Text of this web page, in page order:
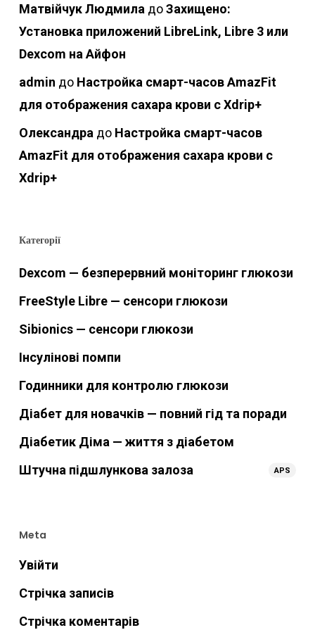
Матвійчук Людмила доЗахищено:
Установка приложений LibreLink, Libre 3 или
Dexcom на Айфон
admin до Настройка смарт-часов AmazFit
для отображения сахара крови с Xdrip+
Олександра до Настройка смарт-часов
AmazFit для отображения сахара крови с
Xdrip+
Категорії
Dexcom — безперервний моніторинг глюкози
FreeStyle Libre — сенсори глюкози
Sibionics — сенсори глюкози
Інсулінові помпи
Годинники для контролю глюкози
Діабет для новачків — повний гід та поради
Діабетик Діма — життя з діабетом
Штучна підшлункова залоза
APS
Meta
Увійти
Стрічка записів
Стрічка коментарів